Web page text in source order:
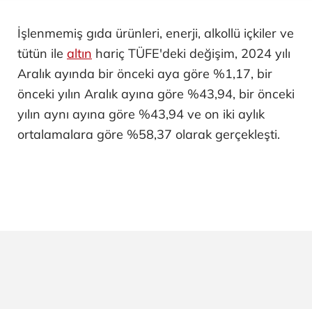
İşlenmemiş gıda ürünleri, enerji, alkollü içkiler ve
tütün ile altın hariç TÜFE'deki değişim, 2024 yılı
Aralık ayında bir önceki aya göre %1,17, bir
önceki yılın Aralık ayına göre %43,94, bir önceki
yılın aynı ayına göre %43,94 ve on iki aylık
ortalamalara göre %58,37 olarak gerçekleşti.